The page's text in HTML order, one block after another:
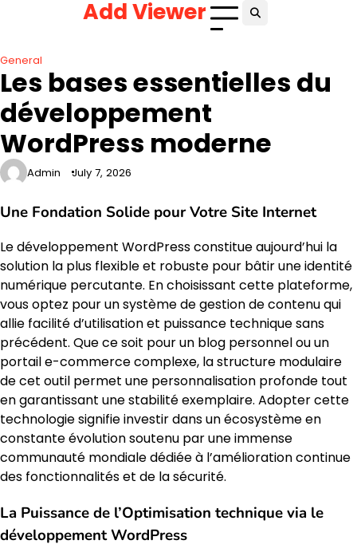
Add Viewer
General
Les bases essentielles du
développement
WordPress moderne
Admin July 7, 2026
Une Fondation Solide pour Votre Site Internet
Le développement WordPress constitue aujourd’hui la
solution la plus flexible et robuste pour bâtir une identité
numérique percutante. En choisissant cette plateforme,
vous optez pour un système de gestion de contenu qui
allie facilité d’utilisation et puissance technique sans
précédent. Que ce soit pour un blog personnel ou un
portail e-commerce complexe, la structure modulaire
de cet outil permet une personnalisation profonde tout
en garantissant une stabilité exemplaire. Adopter cette
technologie signifie investir dans un écosystème en
constante évolution soutenu par une immense
communauté mondiale dédiée à l’amélioration continue
des fonctionnalités et de la sécurité.
La Puissance de l’Optimisation technique via le
développement WordPress